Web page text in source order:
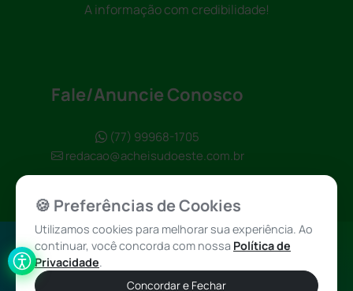
A informação com credibilidade!
Fale/Anuncie Conosco
(77) 99968-1705
redacao@acheisudoeste.com.br
Política de
Privacidade
Achei Sudoeste
© 2026 - Todos
🍪 Preferências de Cookies
Utilizamos cookies para melhorar sua experiência. Ao
continuar, você concorda com nossa Política de
Privacidade.
Concordar e Fechar